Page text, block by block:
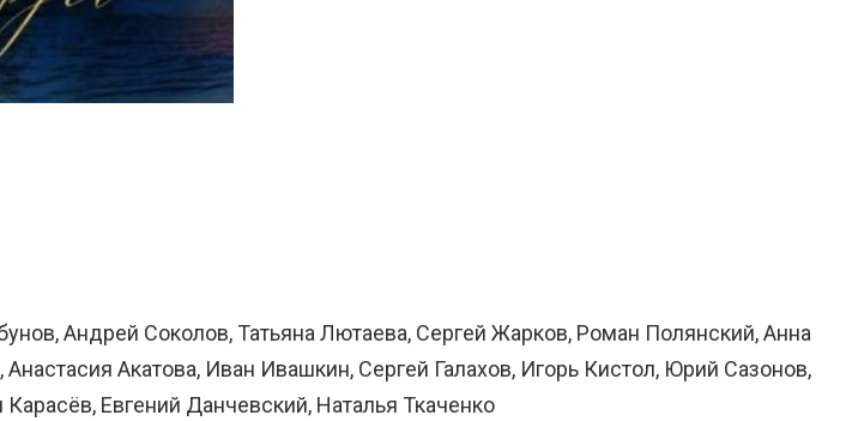
Андрей Соколов, Татьяна Лютаева, Сергей Жарков, Роман Полянский, Анна
Акатова, Иван Ивашкин, Сергей Галахов, Игорь Кистол, Юрий Сазонов,
Евгений Данчевский, Наталья Ткаченко